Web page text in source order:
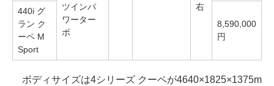
ツインパ
ワーター
ボ
右
440i グ
ラン ク
ーペ M
Sport
8,590,000
円
ボディサイズは4シリーズ クーペが4640×1825×1375m